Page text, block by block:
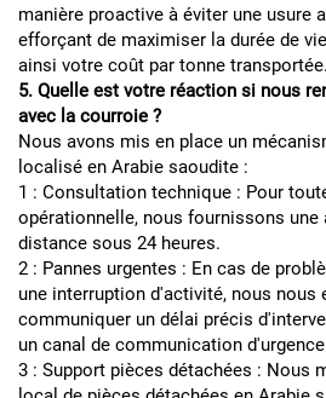
manière proactive à éviter une usure
efforçant de maximiser la durée de
ainsi votre coût par tonne transportée.
5. Quelle est votre réaction si nous
avec la courroie ?
Nous avons mis en place un
localisé en Arabie saoudite :
1 : Consultation technique : Pour
opérationnelle, nous fournissons
distance sous 24 heures.
2 : Pannes urgentes : En cas de
une interruption d'activité, nous nous
communiquer un délai précis
un canal de communication
3 : Support pièces détachées : Nous